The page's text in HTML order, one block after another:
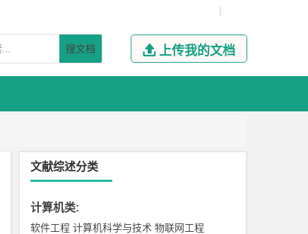
|
搜文档  上传我的文档
文献综述分类
计算机类:
软件工程 计算机科学与技术 物联网工程